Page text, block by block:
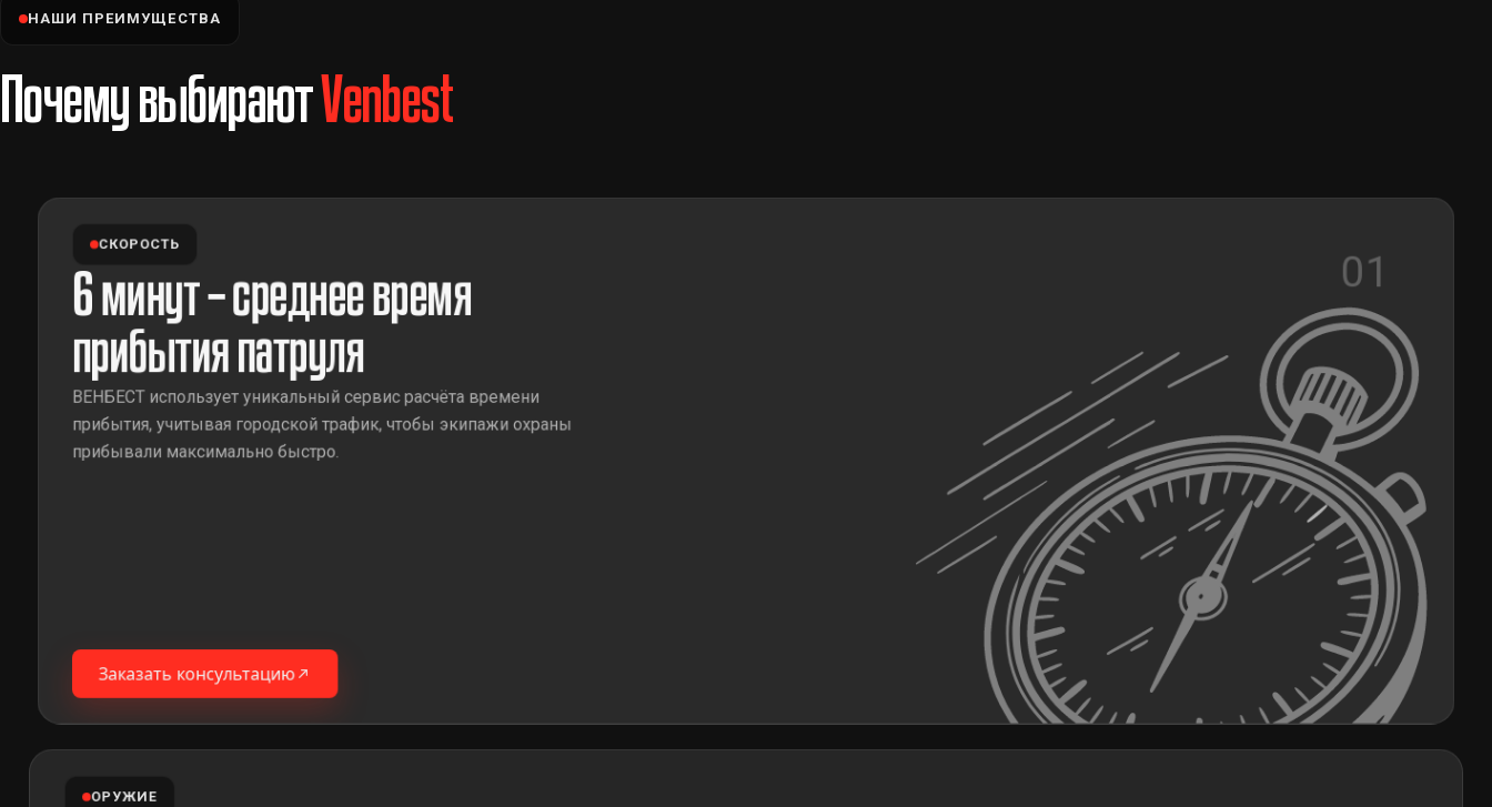
НАШИ ПРЕИМУЩЕСТВА
Почему выбираютVenbest
СКОРОСТЬ
6 минут – среднее время
прибытия патруля
ВЕНБЕСТ использует уникальный сервис расчёта времени
прибытия, учитывая городской трафик, чтобы экипажи охраны
прибывали максимально быстро.
Заказать консультацию
01
ОРУЖИЕ